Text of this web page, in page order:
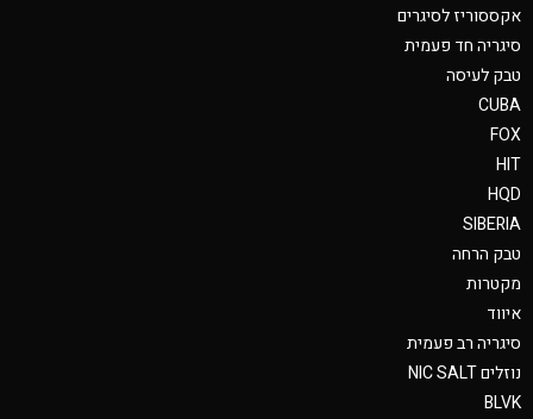
אקססוריז לסיגרים
סיגריה חד פעמית
טבק לעיסה
CUBA
FOX
HIT
HQD
SIBERIA
טבק הרחה
מקטרות
איווד
סיגריה רב פעמית
נוזלים NIC SALT
BLVK